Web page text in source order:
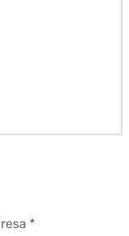
*Povinné